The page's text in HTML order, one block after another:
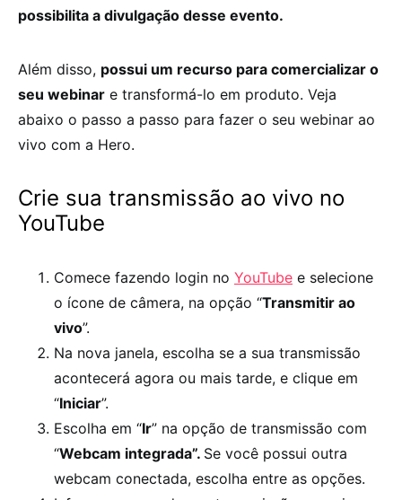
possibilita a divulgação desse evento.
Além disso, possui um recurso para comercializar o
seu webinar e transformá-lo em produto. Veja
abaixo o passo a passo para fazer o seu webinar ao
vivo com a Hero.
Crie sua transmissão ao vivo no
YouTube
Comece fazendo login no YouTube e selecione
o ícone de câmera, na opção “Transmitir ao
vivo”.
Na nova janela, escolha se a sua transmissão
acontecerá agora ou mais tarde, e clique em
“Iniciar”.
Escolha em “Ir” na opção de transmissão com
“Webcam integrada”. Se você possui outra
webcam conectada, escolha entre as opções.